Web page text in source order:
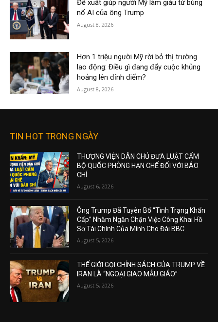
Đề xuất giúp người Mỹ làm giàu từ bùng
nổ AI của ông Trump
August 8, 2026
Hơn 1 triệu người Mỹ rời bỏ thị trường
lao động: Điều gì đang đẩy cuộc khủng
hoảng lên đỉnh điểm?
August 8, 2026
TIN HOT TRONG NGÀY
THƯỢNG VIỆN DÂN CHỦ ĐƯA LUẬT CẤM
BỘ QUỐC PHÒNG HẠN CHẾ ĐỐI VỚI BÁO
CHÍ
August 6, 2026
Ông Trump Đã Tuyên Bố “Tình Trạng Khẩn
Cấp” Nhằm Ngăn Chặn Việc Công Khai Hồ
Sơ Tài Chính Của Mình Cho Đài BBC
August 5, 2026
THẾ GIỚI GỌI CHÍNH SÁCH CỦA TRUMP VỀ
IRAN LÀ “NGOẠI GIAO MẪU GIÁO”
August 5, 2026